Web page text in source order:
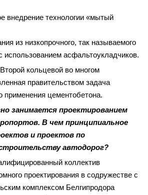
внедрение технологии «мытый
из низкопрочного, так называемого
использованием асфальтоукладчиков.
кольцевой во многом
правительством задача
применения цементобетона.
занимается проектированием
В чем принципиальное
и проектов по
автодорог?
коллектив
проектирования в содружестве с
комплексом Белгипродора